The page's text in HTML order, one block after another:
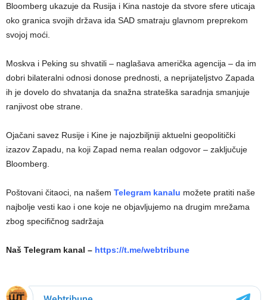
Bloomberg ukazuje da Rusija i Kina nastoje da stvore sfere uticaja
oko granica svojih država ida SAD smatraju glavnom preprekom
svojoj moći.
Moskva i Peking su shvatili – naglašava američka agencija – da im
dobri bilateralni odnosi donose prednosti, a neprijateljstvo Zapada
ih je dovelo do shvatanja da snažna strateška saradnja smanjuje
ranjivost obe strane.
Ojačani savez Rusije i Kine je najozbiljniji aktuelni geopolitički
izazov Zapadu, na koji Zapad nema realan odgovor – zaključuje
Bloomberg.
Poštovani čitaoci, na našem Telegram kanalu možete pratiti naše
najbolje vesti kao i one koje ne objavljujemo na drugim mrežama
zbog specifičnog sadržaja
Naš Telegram kanal – https://t.me/webtribune